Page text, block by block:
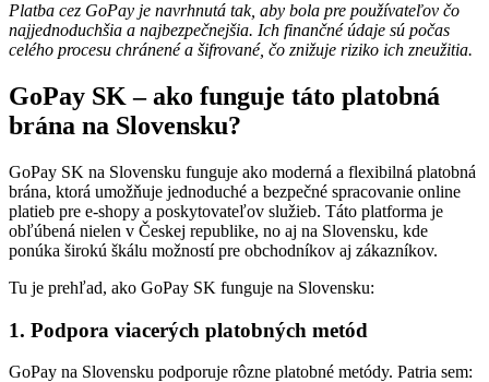
Platba cez GoPay je navrhnutá tak, aby bola pre používateľov čo
najjednoduchšia a najbezpečnejšia. Ich finančné údaje sú počas
celého procesu chránené a šifrované, čo znižuje riziko ich zneužitia.
GoPay SK – ako funguje táto platobná
brána na Slovensku?
GoPay SK na Slovensku funguje ako moderná a flexibilná platobná
brána, ktorá umožňuje jednoduché a bezpečné spracovanie online
platieb pre e-shopy a poskytovateľov služieb. Táto platforma je
obľúbená nielen v Českej republike, no aj na Slovensku, kde
ponúka širokú škálu možností pre obchodníkov aj zákazníkov.
Tu je prehľad, ako GoPay SK funguje na Slovensku:
1. Podpora viacerých platobných metód
GoPay na Slovensku podporuje rôzne platobné metódy. Patria sem: